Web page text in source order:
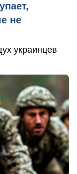
не
украинцев